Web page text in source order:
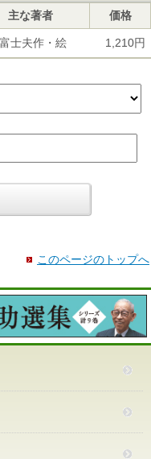
主な著者 価格
士夫作・絵 1,210円
このページのトップへ